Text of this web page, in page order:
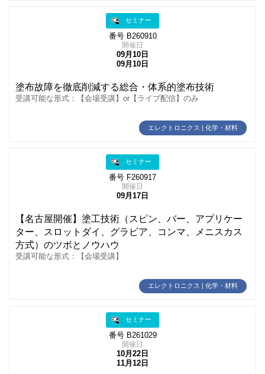
セミナー
番号 B260910
開催日
09月10日
09月10日
塗布故障を徹底削減する総合・体系的塗布技術
受講可能な形式：【会場受講】or【ライブ配信】のみ
エレクトロニクス | 化学・材料
セミナー
番号 F260917
開催日
09月17日
【名古屋開催】塗工技術（スピン、バー、アプリケー
ター、スロットダイ、グラビア、コンマ、メニスカス
方式）のツボとノウハウ
受講可能な形式：【会場受講】
エレクトロニクス | 化学・材料
セミナー
番号 B261029
開催日
10月22日
11月12日